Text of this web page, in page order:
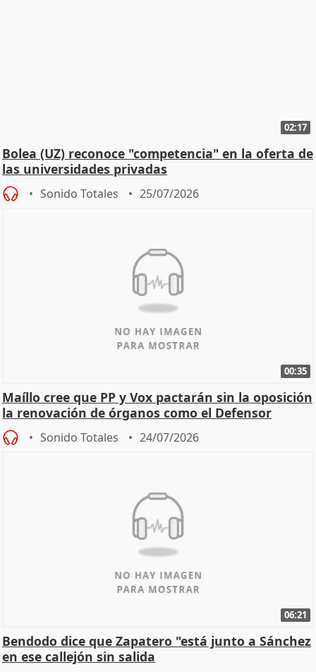
02:17
Bolea (UZ) reconoce "competencia" en la oferta de
las universidades privadas
Sonido Totales 25/07/2026
00:35
Maíllo cree que PP y Vox pactarán sin la oposición
la renovación de órganos como el Defensor
Sonido Totales 24/07/2026
06:21
Bendodo dice que Zapatero "está junto a Sánchez
en ese callejón sin salida